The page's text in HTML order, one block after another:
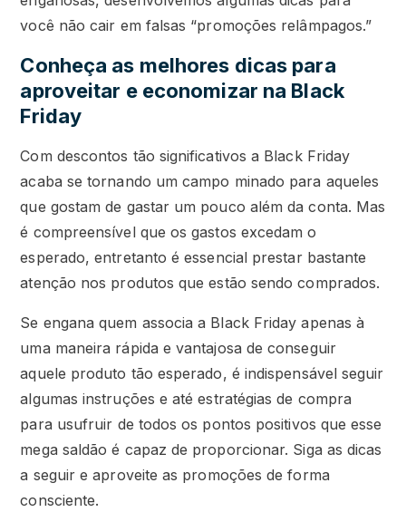
você não cair em falsas “promoções relâmpagos.”
Conheça as melhores dicas para
aproveitar e economizar na Black
Friday
Com descontos tão significativos a Black Friday
acaba se tornando um campo minado para aqueles
que gostam de gastar um pouco além da conta. Mas
é compreensível que os gastos excedam o
esperado, entretanto é essencial prestar bastante
atenção nos produtos que estão sendo comprados.
Se engana quem associa a Black Friday apenas à
uma maneira rápida e vantajosa de conseguir
aquele produto tão esperado, é indispensável seguir
algumas instruções e até estratégias de compra
para usufruir de todos os pontos positivos que esse
mega saldão é capaz de proporcionar. Siga as dicas
a seguir e aproveite as promoções de forma
consciente.